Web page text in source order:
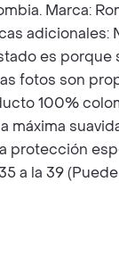
Marca:
adicionales:
es
fotos son
100%
a la 39